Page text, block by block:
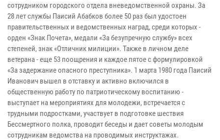
сотрудником городского отдела вневедомственной охраны. За
28 лет службы Паисий Абабков более 50 раз был удостоен
правительственных и ведомственных наград, среди которых -
орден «Знак Почета», медали «За безупречную службу» всех
степеней, знак «Отличник милиции». Также в личном деле
ветерана - еще 53 поощрения и каждое пятое с формулировкой
«За задержание опасного преступника». 1 марта 1980 года Паисий
Иванович вышел в отставку и активно включился в
общественную работу по патриотическому воспитанию -
выступает на мероприятиях для молодежи, встречается с
трудными подростками, участвует в подготовке шествия
Бессмертного полка, проводит беседы и дает советы молодым
сотрудникам ведомства на проводимых инструктажах.